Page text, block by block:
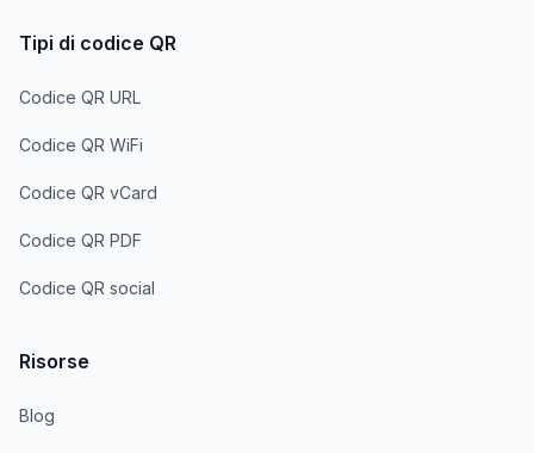
Tipi di codice QR
Codice QR URL
Codice QR WiFi
Codice QR vCard
Codice QR PDF
Codice QR social
Risorse
Blog